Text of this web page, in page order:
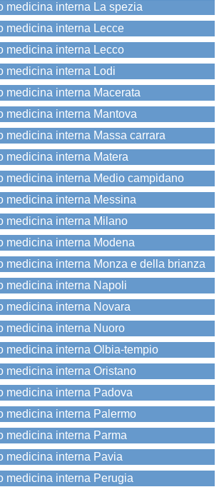
medicina interna La spezia
medicina interna Lecce
medicina interna Lecco
medicina interna Lodi
medicina interna Macerata
medicina interna Mantova
medicina interna Massa carrara
medicina interna Matera
medicina interna Medio campidano
medicina interna Messina
medicina interna Milano
medicina interna Modena
medicina interna Monza e della brianza
medicina interna Napoli
medicina interna Novara
medicina interna Nuoro
medicina interna Olbia-tempio
medicina interna Oristano
medicina interna Padova
medicina interna Palermo
medicina interna Parma
medicina interna Pavia
medicina interna Perugia